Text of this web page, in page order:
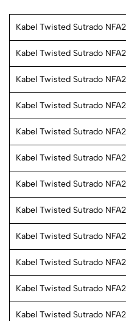
Kabel Twisted Sutrado
Kabel Twisted Sutrado
Kabel Twisted Sutrado
Kabel Twisted Sutrado
Kabel Twisted Sutrado
Kabel Twisted Sutrado
Kabel Twisted Sutrado
Kabel Twisted Sutrado
Kabel Twisted Sutrado
Kabel Twisted Sutrado
Kabel Twisted Sutrado
Kabel Twisted Sutrado